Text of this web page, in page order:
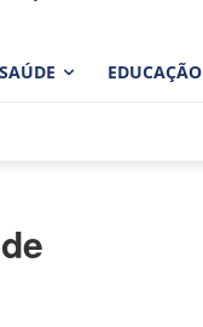
SAÚDE EDUCAÇÃO